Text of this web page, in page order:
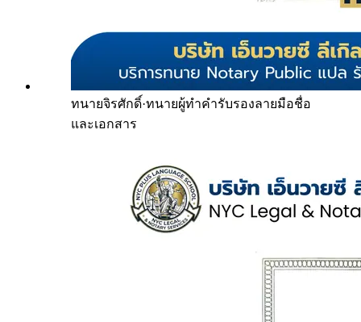
ทนายจิรศักดิ์·ทนายผู้ทำคำรับรองลายมือชื่อ
และเอกสาร